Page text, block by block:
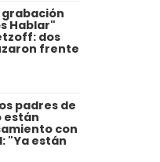
grabación
Hablar"
dos
frente
padres de
están
con
"Ya están